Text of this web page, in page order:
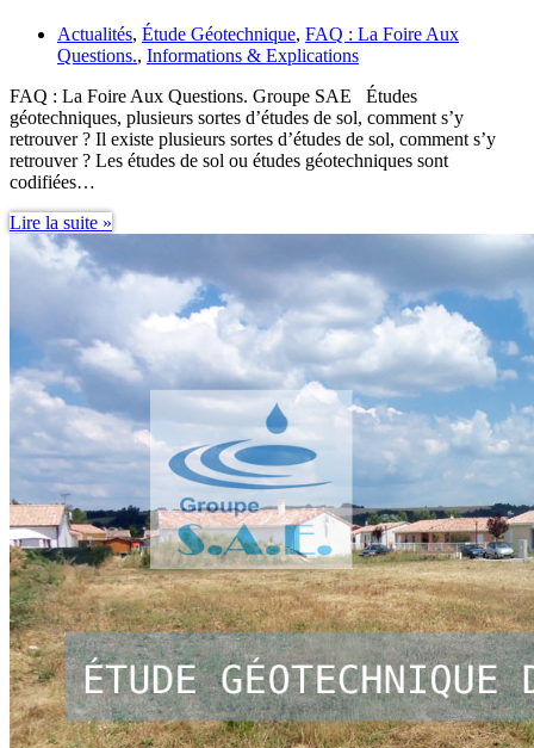
Actualités, Étude Géotechnique, FAQ : La Foire Aux
Questions., Informations & Explications
FAQ : La Foire Aux Questions. Groupe SAE Études
géotechniques, plusieurs sortes d’études de sol, comment s’y
retrouver ? Il existe plusieurs sortes d’études de sol, comment s’y
retrouver ? Les études de sol ou études géotechniques sont
codifiées…
Lire la suite »
plusieurs
sortes
sol,
comment
retrouver